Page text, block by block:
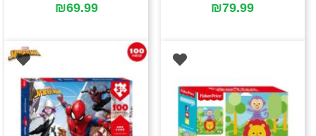
₪79.99
₪69.99